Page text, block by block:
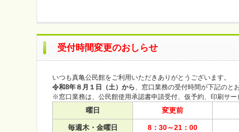
受付時間変更のおしらせ
いつも真亀公民館をご利用いただきありがとうございます。
令和8年８月１日（土）から、窓口業務の受付時間が下記のと
※窓口業務は、公民館使用承認書申請受付、仮予約、印刷サ
曜日 変更前
毎週木・金曜日 8：30～21：00